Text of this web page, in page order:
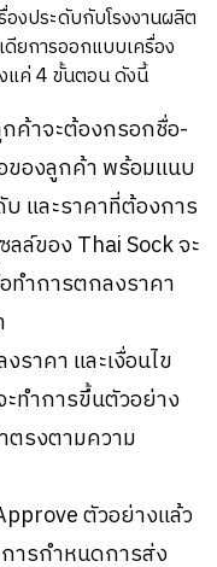
งประดับกับโรงงานผลิต
ยการออกแบบเครื่อง
แค่ 4 ขั้นตอน ดังนี้
ค้าจะต้องกรอกชื่อ-
ของลูกค้า พร้อมแนบ
และราคาที่ต้องการ
ล์ของ Thai Sock จะ
ทำการตกลงราคา
ราคา และเงื่อนไข
ะทำการขึ้นตัวอย่าง
ตรงตามความ
ตัวอย่างแล้ว
ารกำหนดการส่ง